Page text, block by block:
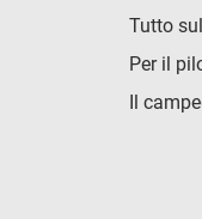
Tutto
Per il
Il